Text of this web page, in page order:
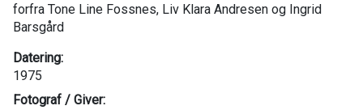
forfra Tone Line Fossnes, Liv Klara Andresen og Ingrid
Barsgård
Datering:
1975
Fotograf / Giver: